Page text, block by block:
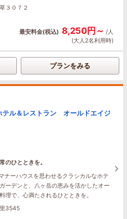
３０７２
最安料金(税込) 8,250円～ /人
(大人2名利用時)
プランをみる
テル＆レストラン オールドエイジ
のひとときを。
ナーハウスを思わせるクラシカルなホテ
ーデンと、八ヶ岳の恵みを活かしたオー
理で、心満たされるひとときを。
3545